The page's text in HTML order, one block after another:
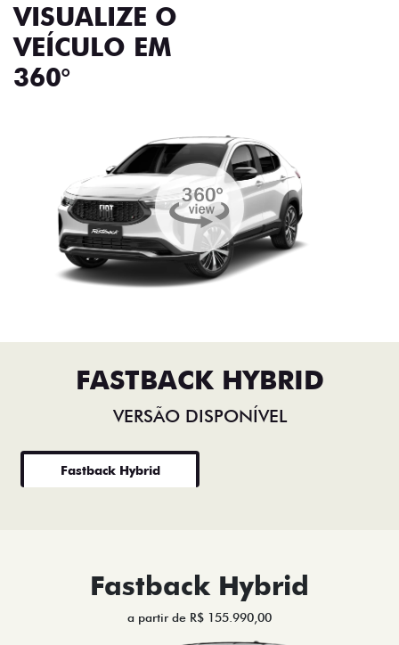
VISUALIZE O
VEÍCULO EM
360°
FASTBACK HYBRID
VERSÃO DISPONÍVEL
Fastback Hybrid
Fastback Hybrid
a partir de R$ 155.990,00